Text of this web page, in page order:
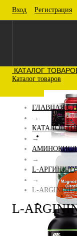
Вход Регистрация
КАТАЛОГ
Каталог товаров
ГЛАВНАЯ
→
КАТАЛОГ
→
→
L-АРГИНИН
→
L-ARGININE
L-